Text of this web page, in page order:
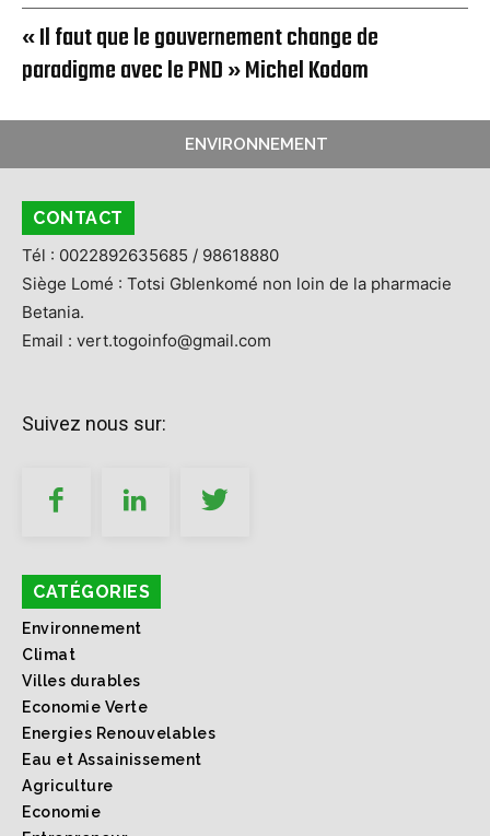
« Il faut que le gouvernement change de
paradigme avec le PND » Michel Kodom
ENVIRONNEMENT
CONTACT
Tél : 0022892635685 / 98618880
Siège Lomé : Totsi Gblenkomé non loin de la pharmacie
Betania.
Email : vert.togoinfo@gmail.com
Suivez nous sur:
CATÉGORIES
Environnement
Climat
Villes durables
Economie Verte
Energies Renouvelables
Eau et Assainissement
Agriculture
Economie